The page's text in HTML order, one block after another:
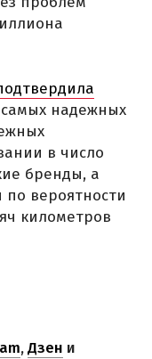
надежных
в число
бренды, а
по вероятности
километров
,Дзен и